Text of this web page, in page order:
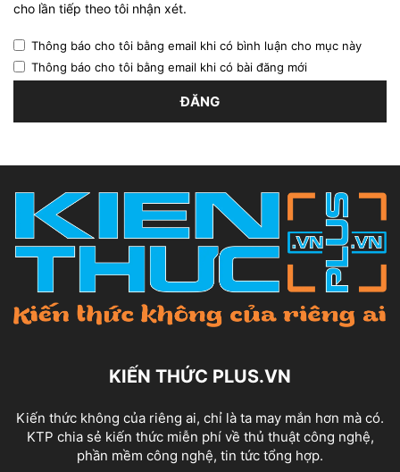
cho lần tiếp theo tôi nhận xét.
Thông báo cho tôi bằng email khi có bình luận cho mục này
Thông báo cho tôi bằng email khi có bài đăng mới
KIẾN THỨC PLUS.VN
Kiến thức không của riêng ai, chỉ là ta may mắn hơn mà có.
KTP chia sẻ kiến thức miễn phí về thủ thuật công nghệ,
phần mềm công nghệ, tin tức tổng hợp.